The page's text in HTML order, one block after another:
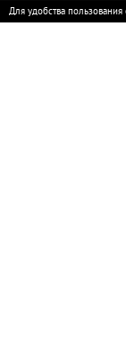
Для удобства